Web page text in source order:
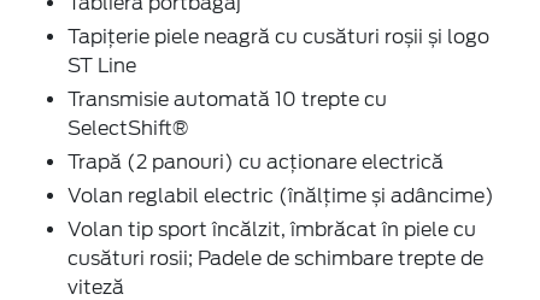
Tapițerie piele neagră cu cusături roșii și logo
ST Line
Transmisie automată 10 trepte cu
SelectShift®
Trapă (2 panouri) cu acţionare electrică
Volan reglabil electric (înălţime și adâncime)
Volan tip sport încălzit, îmbrăcat în piele cu
cusături rosii; Padele de schimbare trepte de
viteză